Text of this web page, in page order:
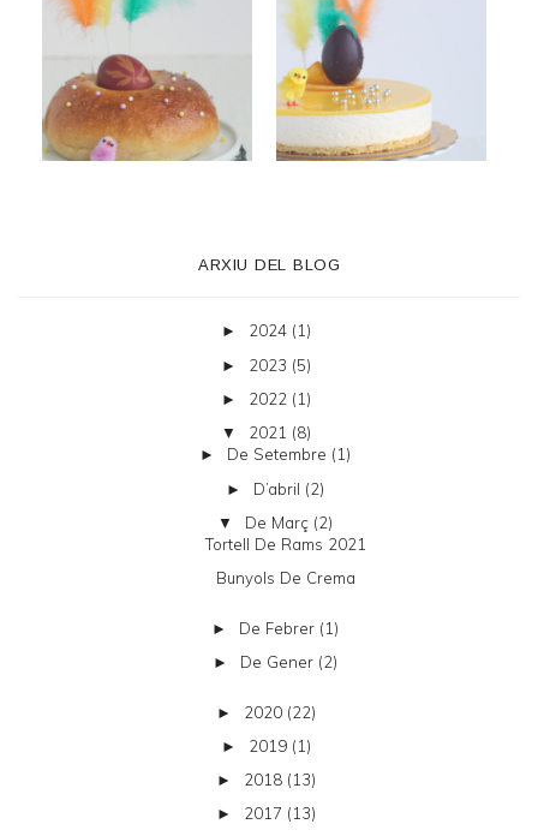
ARXIU DEL BLOG
► 2024 (1)
► 2023 (5)
► 2022 (1)
▼ 2021 (8)
► De Setembre (1)
► D’abril (2)
▼ De Març (2)
Tortell De Rams 2021
Bunyols De Crema
► De Febrer (1)
► De Gener (2)
► 2020 (22)
► 2019 (1)
► 2018 (13)
► 2017 (13)